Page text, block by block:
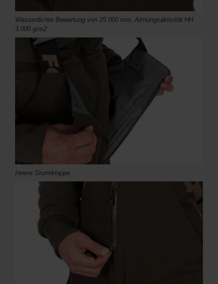
Wasserdichte Bewertung von 25.000 mm, Atmungsaktivität HH
3.000 g/m2
Innere Sturmklappe